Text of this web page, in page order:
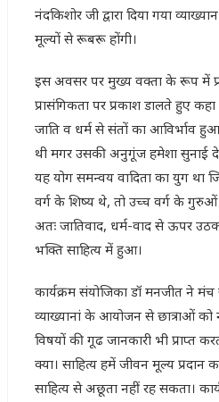
नंदकिशोर जी द्वारा दिया गया
मूल्यों से रूबरू होंगी।
इस अवसर पर मुख्य वक्ता के रूप में
प्रासंगिकता पर प्रकाश डालते हुए
जाति व धर्म से संतों का आविर्भाव
थी मगर उसकी अनुगूंज हमेशा सुनाई
यह योग समन्वय वादिता का युग था
वर्ग के शिष्य थे, तो उच्च वर्ग के गुरुओं
अतः जातिवाद, धर्म-वाद से ऊपर
भक्ति साहित्य में हुआ।
कार्यक्रम संयोजिका डॉ मनजीत ने
व्याख्यानां के आयोजन से छात्राओं को
विषयों की गूढ जानकारी भी प्राप्त
क्या। साहित्य हमें जीवन मूल्य प्रदान
साहित्य से अछूता नहीं रह सकता।